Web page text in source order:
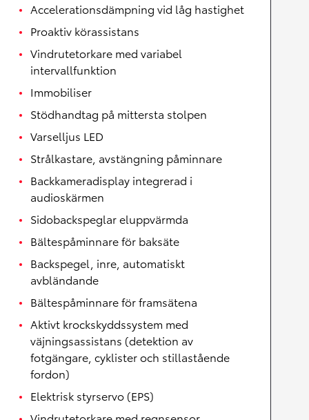
Accelerationsdämpning vid låg hastighet
Proaktiv körassistans
Vindrutetorkare med variabel
intervallfunktion
Immobiliser
Stödhandtag på mittersta stolpen
Varselljus LED
Strålkastare, avstängning påminnare
Backkameradisplay integrerad i
audioskärmen
Sidobackspeglar eluppvärmda
Bältespåminnare för baksäte
Backspegel, inre, automatiskt
avbländande
Bältespåminnare för framsätena
Aktivt krockskyddssystem med
väjningsassistans (detektion av
fotgängare, cyklister och stillastående
fordon)
Elektrisk styrservo (EPS)